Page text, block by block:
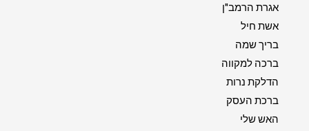
אגרת הרמב"ן
אשת חיל
בריך שמה
ברכה למקווה
הדלקת נרות
ברכת העסק
האש שלי